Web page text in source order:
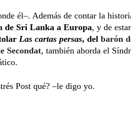
él–. Además de contar la
de Sri Lanka a Europa, y de
Las cartas persas, del barón
Secondat, también aborda el
Post qué? –le digo yo.